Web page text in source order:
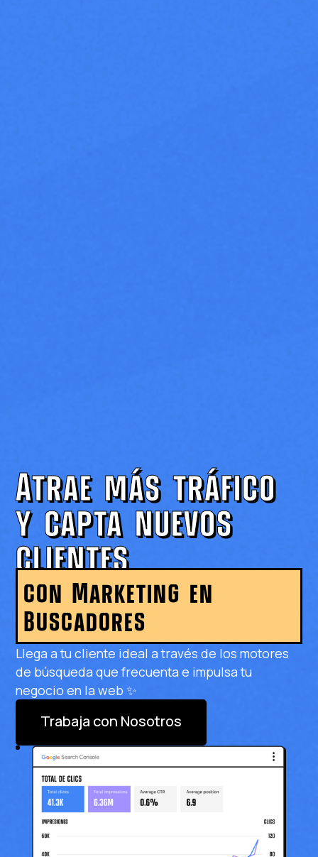
Atrae más tráfico
y capta nuevos
clientes
con Marketing en
Buscadores
Llega a tu cliente ideal a través de los motores
de búsqueda que frecuenta e impulsa tu
negocio en la web ✨
Trabaja con Nosotros